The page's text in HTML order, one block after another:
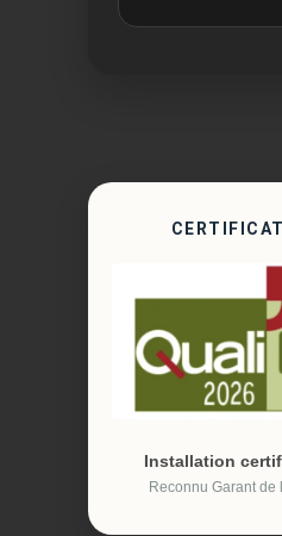
Installation
Reconnu Garant de